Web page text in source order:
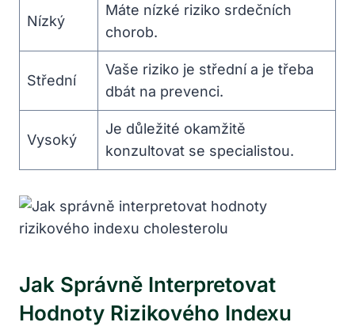
Nízký
Máte nízké riziko srdečních
chorob.
Střední
Vaše riziko je střední a je třeba
dbát na prevenci.
Vysoký
Je​ důležité okamžitě
konzultovat se⁣ specialistou.
Jak Správně Interpretovat
Hodnoty Rizikového Indexu